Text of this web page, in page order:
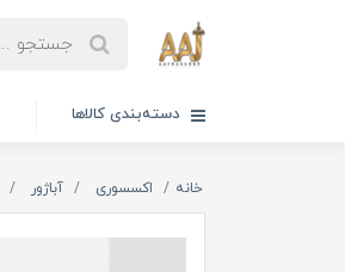
دسته‌بندی کالاها
خانه اکسسوری آباژور